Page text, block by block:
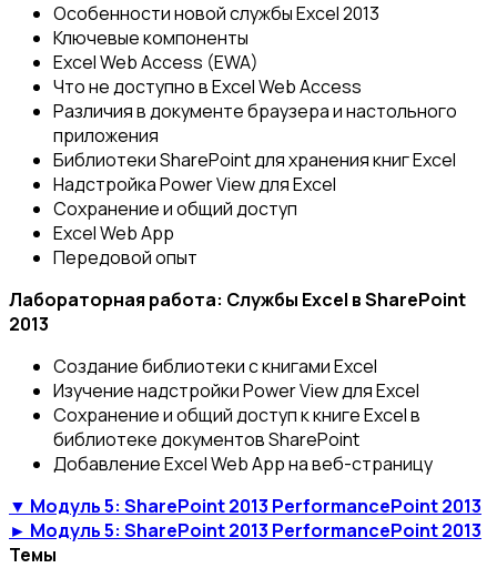
Особенности новой службы Excel 2013
Ключевые компоненты
Excel Web Access (EWA)
Что не доступно в Excel Web Access
Различия в документе браузера и настольного
приложения
Библиотеки SharePoint для хранения книг Excel
Надстройка Power View для Excel
Сохранение и общий доступ
Excel Web App
Передовой опыт
Лабораторная работа: Службы Excel в SharePoint
2013
Создание библиотеки с книгами Excel
Изучение надстройки Power View для Excel
Сохранение и общий доступ к книге Excel в
библиотеке документов SharePoint
Добавление Excel Web App на веб-страницу
▼ Модуль 5: SharePoint 2013 PerformancePoint 2013
► Модуль 5: SharePoint 2013 PerformancePoint 2013
Темы